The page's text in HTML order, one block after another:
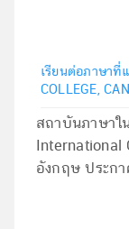
เรียนต่อภาษาที่
COLLEGE,
สถาบันภาษาใ
อังกฤษ ประก